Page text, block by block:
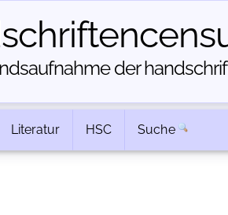
der
Literatur HSC Suche